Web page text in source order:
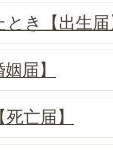
とき【出生届
届】
亡届】